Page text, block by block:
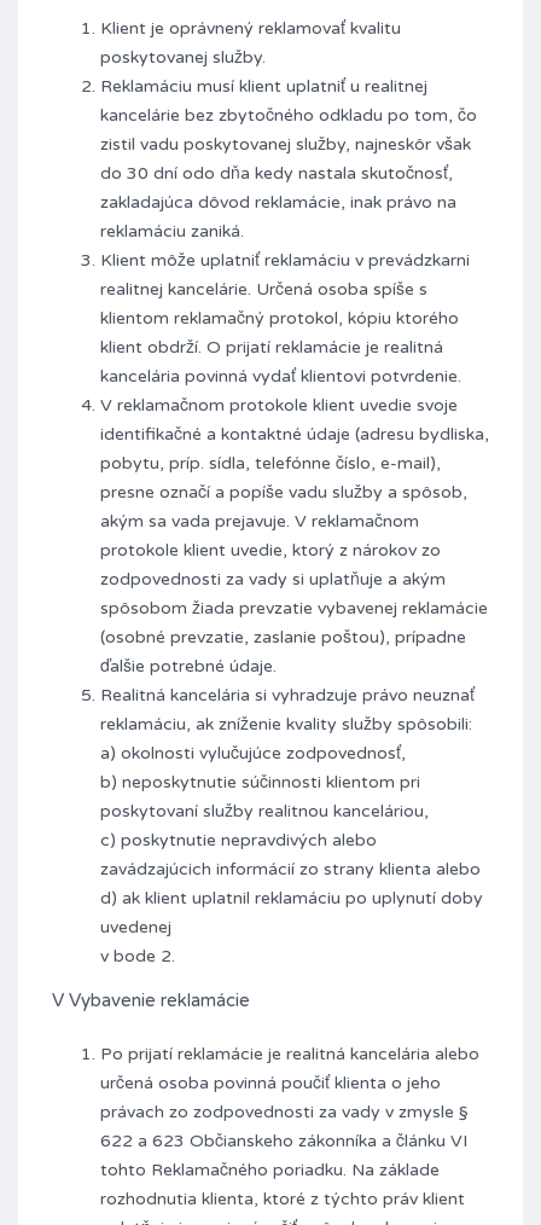
Klient je oprávnený reklamovať kvalitu
poskytovanej služby.
Reklamáciu musí klient uplatniť u realitnej
kancelárie bez zbytočného odkladu po tom, čo
zistil vadu poskytovanej služby, najneskôr však
do 30 dní odo dňa kedy nastala skutočnosť,
zakladajúca dôvod reklamácie, inak právo na
reklamáciu zaniká.
Klient môže uplatniť reklamáciu v prevádzkarni
realitnej kancelárie. Určená osoba spíše s
klientom reklamačný protokol, kópiu ktorého
klient obdrží. O prijatí reklamácie je realitná
kancelária povinná vydať klientovi potvrdenie.
V reklamačnom protokole klient uvedie svoje
identifikačné a kontaktné údaje (adresu bydliska,
pobytu, príp. sídla, telefónne číslo, e-mail),
presne označí a popíše vadu služby a spôsob,
akým sa vada prejavuje. V reklamačnom
protokole klient uvedie, ktorý z nárokov zo
zodpovednosti za vady si uplatňuje a akým
spôsobom žiada prevzatie vybavenej reklamácie
(osobné prevzatie, zaslanie poštou), prípadne
ďalšie potrebné údaje.
Realitná kancelária si vyhradzuje právo neuznať
reklamáciu, ak zníženie kvality služby spôsobili:
a) okolnosti vylučujúce zodpovednosť,
b) neposkytnutie súčinnosti klientom pri
poskytovaní služby realitnou kanceláriou,
c) poskytnutie nepravdivých alebo
zavádzajúcich informácií zo strany klienta alebo
d) ak klient uplatnil reklamáciu po uplynutí doby
uvedenej
v bode 2.
V Vybavenie reklamácie
Po prijatí reklamácie je realitná kancelária alebo
určená osoba povinná poučiť klienta o jeho
právach zo zodpovednosti za vady v zmysle §
622 a 623 Občianskeho zákonníka a článku VI
tohto Reklamačného poriadku. Na základe
rozhodnutia klienta, ktoré z týchto práv klient